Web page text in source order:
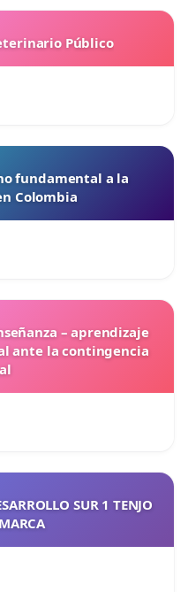
Público
fundamental a la
Colombia
– aprendizaje
ante la contingencia
SUR 1 TENJO